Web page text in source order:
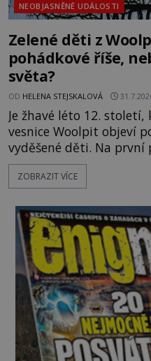
NEOBJASNĚNÉ UDÁLOSTI
Zelené děti z
pohádkové říše,
světa?
OD HELENA STEJSKALOVÁ
Je žhavé léto 12.
vesnice Woolpit objeví
vyděšené děti. Na
každé jiné, až na jednu
kůže má nazelenalý
kromě syrových bobů. Příběh se rychle stává
jednou z největších
po téměř devíti stech
ZOBRAZIT VÍCE